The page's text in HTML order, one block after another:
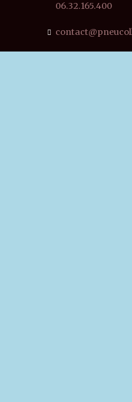
06.32.165.400